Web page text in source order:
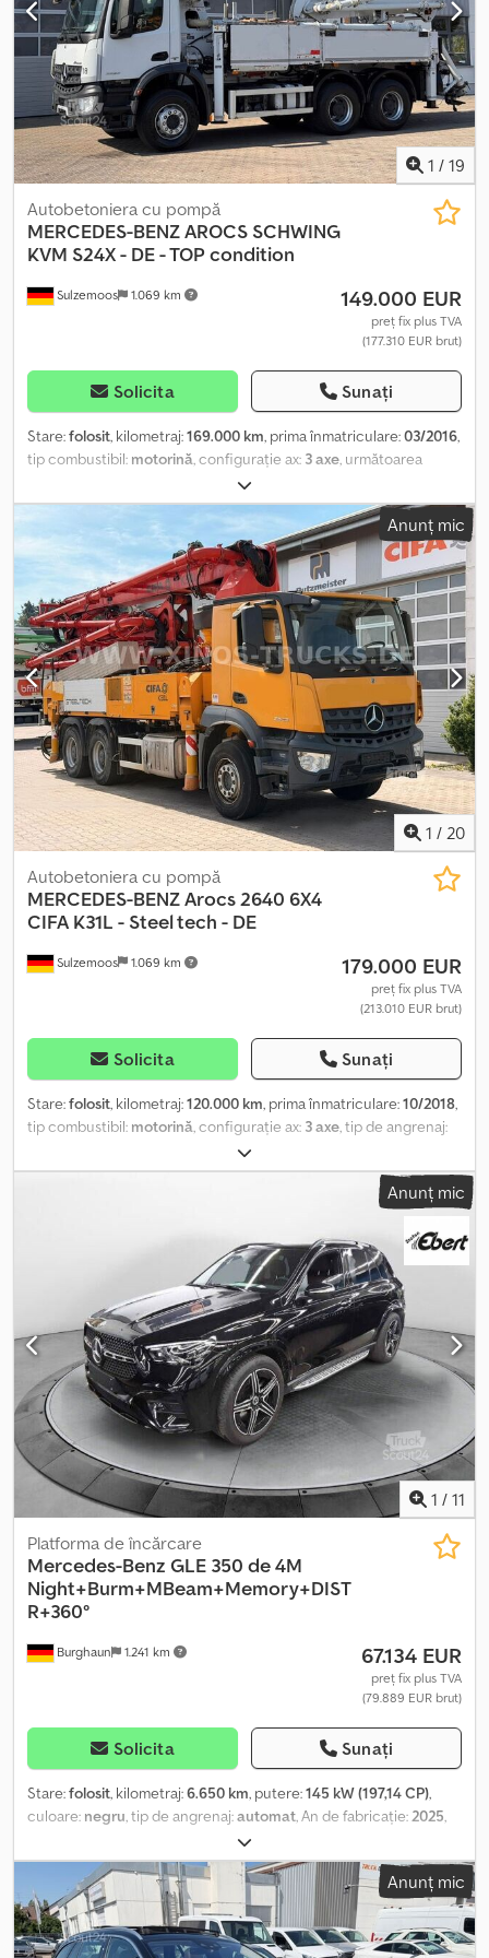
Facebook.
1 / 19
Sulzemoos 1.069 km
Autobetoniera cu pompă
MERCEDES-BENZAROCS SCHWING
KVM S24X - DE - TOP condition
149.000 EUR
preț fix plus TVA
(177.310 EUR brut)
Solicita Sunați
Stare:folosit, kilometraj:169.000 km, prima înmatriculare:03/2016,
tip combustibil: motorină, configurație ax: 3 axe, următoarea
, clasă de emisii:
condiționat, program electronic de stabilitate (ESP), sistem de
, Mercedes Benz Arocs, pompă de beton montată pe
camion, marca Schwing MB Arocs 6x4 aprox. 169.000 km
Documente de înmatriculare germane Vehicul în stare perfectă
SCHWING KVM S24X Cjdpfjzlzibsx Agnorf aprox. 2300 ore de
funcționare gata de utilizare imediată capac pentru buncăr
supapă de strângere aparat de curățare cu presiune înaltă
anvelope în stare bună, aprox. 70% Toate informațiile sunt oferite
fără garanție, nu ne asumăm responsabilitatea pentru eventualele
erori. Vânzarea este supusă disponibilității. Vânzare exclusiv către
clienți comerciali. Fotografiile au fost modificate doar în scopul
protejării clientului.
Anunț mic
1 / 20
Sulzemoos 1.069 km
Autobetoniera cu pompă
MERCEDES-BENZArocs 2640 6X4
CIFA K31L - Steel tech - DE
179.000 EUR
preț fix plus TVA
(213.010 EUR brut)
Solicita Sunați
Stare:folosit, kilometraj:120.000 km, prima înmatriculare:10/2018,
tip combustibil: motorină, configurație ax: 3 axe, tip de angrenaj:
, Dotări:
program electronic de stabilitate (ESP), sistem de navigație,
Mercedes Benz Arocs CIFA, pompă de beton MB Arocs 6X4 2640
prin radio și cablu Sistem de navigație Anvelope cu uzură de
aproximativ 60% Documente de înmatriculare germane CIFA
K31L Anul de fabricație 2018 160 m³ / oră Aproximativ 1525 ore de
funcționare Capac de protecție pentru buncăr Supapă de
închidere Credpfxszlzhks Agnjf Vibrator Toate informațiile sunt
oferite fără garanție, nu se asumă nicio responsabilitate pentru
eventualele erori. Vânzarea este condiționată de disponibilitate.
Vânzarea se face doar către clienți comerciali. Fotografiile au fost
editate exclusiv în scopul protejării clientului.
Anunț mic
1 / 11
Burghaun 1.241 km
Platforma de încărcare
Mercedes-Benz GLE 350 de 4M
Night+Burm+MBeam+Memory+DIST
R+360°
67.134 EUR
preț fix plus TVA
(79.889 EUR brut)
Solicita Sunați
Stare:folosit, kilometraj:6.650 km, putere:145 kW (197,14 CP),
culoare: negru, tip de angrenaj:automat, An de fabricație:2025,
ABS, airbag, servodirecție, închidere centralizată,
încălzire scaun, = Opțiuni și accesorii suplimentare = - Airbag
pentru pasagerul din față - Geamuri electrice - partea stângă -
Geamuri electrice - partea dreaptă - Airbag pentru șofer = Note =
- Pentru a vă oferi cea mai bună consultanță, vă rugăm să
programați o întâlnire. Domnul D. Neidhart și domnul J. Ebert vă
Anunț mic